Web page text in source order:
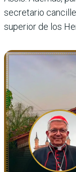
secretario
superior de los